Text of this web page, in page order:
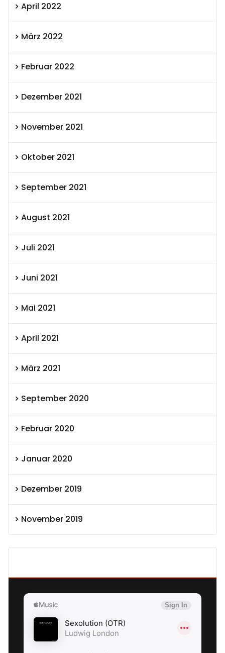
April 2022
März 2022
Februar 2022
Dezember 2021
November 2021
Oktober 2021
September 2021
August 2021
Juli 2021
Juni 2021
Mai 2021
April 2021
März 2021
September 2020
Februar 2020
Januar 2020
Dezember 2019
November 2019